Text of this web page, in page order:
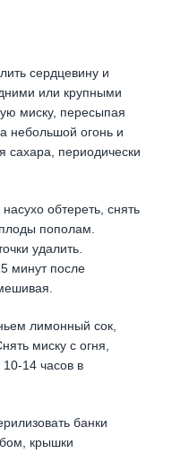
сердцевину и
или крупными
миску, пересыпая
небольшой огонь и
сахара, периодически
обтереть, снять
пополам.
удалить.
минут после
лимонный сок,
миску с огня,
14 часов в
банки
крышки